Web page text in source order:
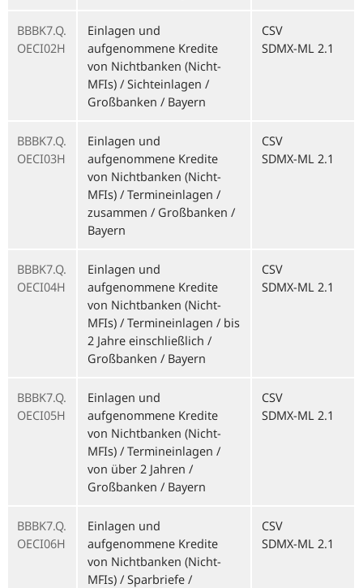
BBBK7.Q.
OECI02H
Einlagen und
aufgenommene Kredite
von Nichtbanken (Nicht-
MFIs) / Sichteinlagen /
Großbanken / Bayern
CSV
SDMX-ML 2.1
BBBK7.Q.
OECI03H
Einlagen und
aufgenommene Kredite
von Nichtbanken (Nicht-
MFIs) / Termineinlagen /
zusammen / Großbanken /
Bayern
CSV
SDMX-ML 2.1
BBBK7.Q.
OECI04H
Einlagen und
aufgenommene Kredite
von Nichtbanken (Nicht-
MFIs) / Termineinlagen / bis
2 Jahre einschließlich /
Großbanken / Bayern
CSV
SDMX-ML 2.1
BBBK7.Q.
OECI05H
Einlagen und
aufgenommene Kredite
von Nichtbanken (Nicht-
MFIs) / Termineinlagen /
von über 2 Jahren /
Großbanken / Bayern
CSV
SDMX-ML 2.1
BBBK7.Q.
OECI06H
Einlagen und
aufgenommene Kredite
von Nichtbanken (Nicht-
MFIs) / Sparbriefe /
CSV
SDMX-ML 2.1